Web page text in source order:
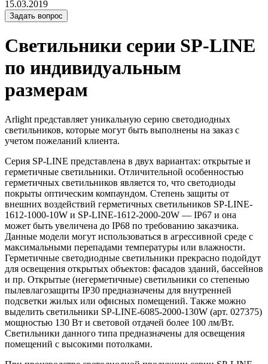
15.03.2019
Задать вопрос
Светильники серии SP-LINE
по индивидуальным
размерам
Arlight представляет уникальную серию светодиодных
светильников, которые могут быть выполнены на заказ с
учетом пожеланий клиента.
Серия SP-LINE представлена в двух вариантах: открытые и
герметичные светильники. Отличительной особенностью
герметичных светильников является то, что светодиоды
покрыты оптическим компаундом. Степень защиты от
внешних воздействий герметичных светильников SP-LINE-
1612-1000-10W и SP-LINE-1612-2000-20W — IP67 и она
может быть увеличена до IP68 по требованию заказчика.
Данные модели могут использоваться в агрессивной среде с
максимальными перепадами температуры или влажности.
Герметичные светодиодные светильники прекрасно подойдут
для освещения открытых объектов: фасадов зданий, бассейнов
и пр. Открытые (негерметичные) светильники со степенью
пылевлагозащиты IP30 предназначены для внутренней
подсветки жилых или офисных помещений. Также можно
выделить светильники SP-LINE-6085-2000-130W (арт. 027375)
мощностью 130 Вт и световой отдачей более 100 лм/Вт.
Светильники данного типа предназначены для освещения
помещений с высокими потолками.